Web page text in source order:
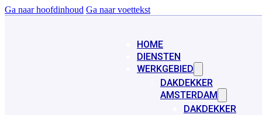
Ga naar hoofdinhoud Ga naar voettekst
HOME
DIENSTEN
WERKGEBIED
DAKDEKKER
AMSTERDAM
DAKDEKKER